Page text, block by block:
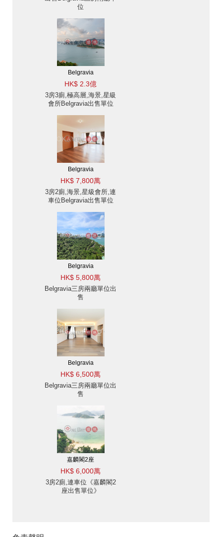
位
Belgravia
HK$ 2.3億
3房3廁,極高層,海景,星級
會所Belgravia出售單位
Belgravia
HK$ 7,800萬
3房2廁,海景,星級會所,連
車位Belgravia出售單位
Belgravia
HK$ 5,800萬
Belgravia三房兩廳單位出
售
Belgravia
HK$ 6,500萬
Belgravia三房兩廳單位出
售
嘉麟閣2座
HK$ 6,000萬
3房2廁,連車位《嘉麟閣2
座出售單位》